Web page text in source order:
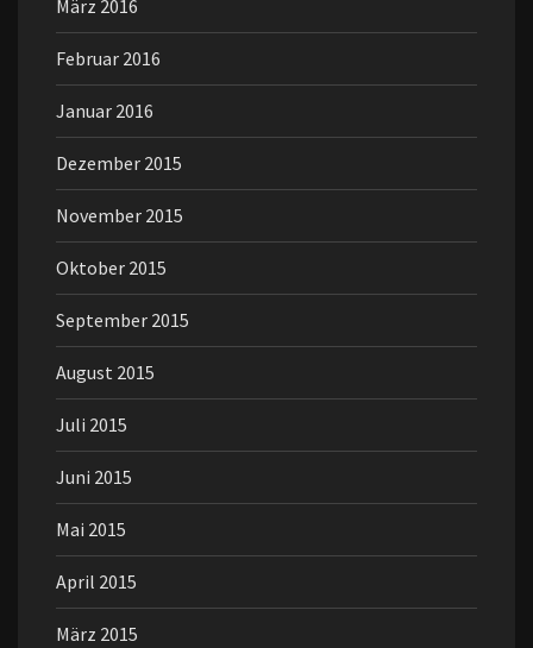
März 2016
Februar 2016
Januar 2016
Dezember 2015
November 2015
Oktober 2015
September 2015
August 2015
Juli 2015
Juni 2015
Mai 2015
April 2015
März 2015